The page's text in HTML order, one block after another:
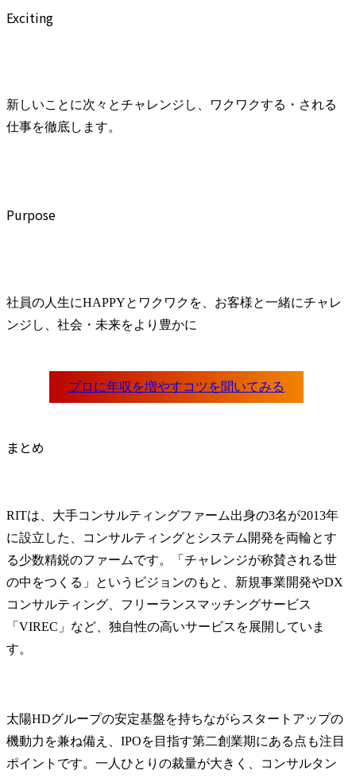
Exciting
新しいことに次々とチャレンジし、ワクワクする・される
仕事を徹底します。
Purpose
社員の人生にHAPPYとワクワクを、お客様と一緒にチャレ
ンジし、社会・未来をより豊かに
まとめ
RITは、大手コンサルティングファーム出身の3名が2013年
に設立した、コンサルティングとシステム開発を両輪とす
る少数精鋭のファームです。「チャレンジが称賛される世
の中をつくる」というビジョンのもと、新規事業開発やDX
コンサルティング、フリーランスマッチングサービス
「VIREC」など、独自性の高いサービスを展開していま
す。
太陽HDグループの安定基盤を持ちながらスタートアップの
機動力を兼ね備え、IPOを目指す第二創業期にある点も注目
ポイントです。一人ひとりの裁量が大きく、コンサルタン